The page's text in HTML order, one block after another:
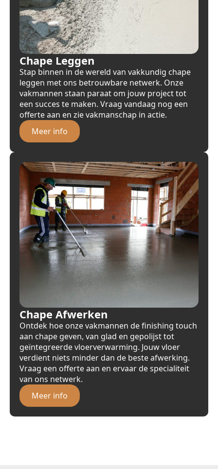
Chape Leggen
Stap binnen in de wereld van vakkundig chape
leggen met ons betrouwbare netwerk. Onze
vakmannen staan paraat om jouw project tot
een succes te maken. Vraag vandaag nog een
offerte aan en zie vakmanschap in actie.
Meer info
Chape Afwerken
Ontdek hoe onze vakmannen de finishing touch
aan chape geven, van glad en gepolijst tot
geïntegreerde vloerverwarming. Jouw vloer
verdient niets minder dan de beste afwerking.
Vraag een offerte aan en ervaar de specialiteit
van ons netwerk.
Meer info